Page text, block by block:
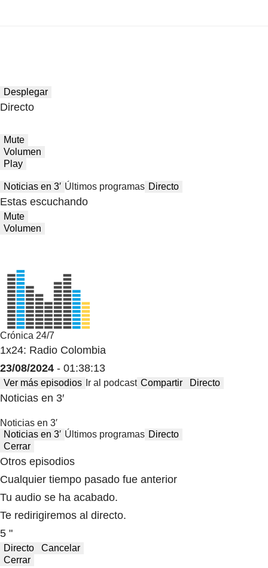
Desplegar
Directo
Mute
Volumen
Play
Noticias en 3′ Últimos programas Directo
Estas escuchando
Mute
Volumen
Crónica 24/7
1x24: Radio Colombia
23/08/2024 - 01:38:13
Ver más episodios Ir al podcast Compartir Directo
Noticias en 3′
Noticias en 3′
Noticias en 3′ Últimos programas Directo
Cerrar
Otros episodios
Cualquier tiempo pasado fue anterior
Tu audio se ha acabado.
Te redirigiremos al directo.
5 "
Directo
Cancelar
Cerrar